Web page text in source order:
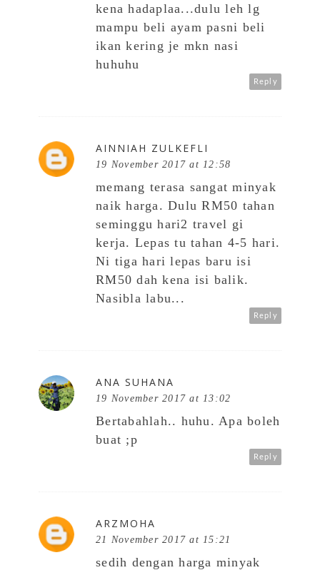
kena hadaplaa...dulu leh lg
mampu beli ayam pasni beli
ikan kering je mkn nasi
huhuhu
Reply
AINNIAH ZULKEFLI
19 November 2017 at 12:58
memang terasa sangat minyak
naik harga. Dulu RM50 tahan
seminggu hari2 travel gi
kerja. Lepas tu tahan 4-5 hari.
Ni tiga hari lepas baru isi
RM50 dah kena isi balik.
Nasibla labu...
Reply
ANA SUHANA
19 November 2017 at 13:02
Bertabahlah.. huhu. Apa boleh
buat ;p
Reply
ARZMOHA
21 November 2017 at 15:21
sedih dengan harga minyak